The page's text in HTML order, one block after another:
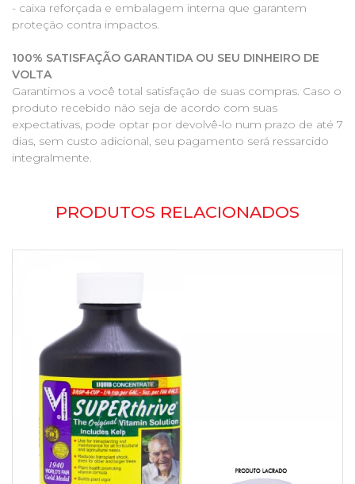
- caixa reforçada e embalagem interna que garantem
proteção contra impactos.
100% SATISFAÇÃO GARANTIDA OU SEU DINHEIRO DE
VOLTA
Garantimos a você total satisfação de suas compras. Caso o
produto recebido não seja de acordo com suas
expectativas, pode optar por devolvê-lo num prazo de até 7
dias, sem custo adicional, seu pagamento será ressarcido
integralmente.
PRODUTOS RELACIONADOS